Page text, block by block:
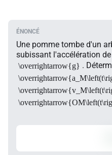
Une pomme tombe d'un
subissant l'accélération
\overrightarrow{g} .